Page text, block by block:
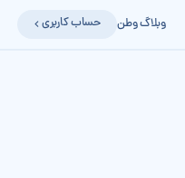
وبلاگ وطن حساب کاربری